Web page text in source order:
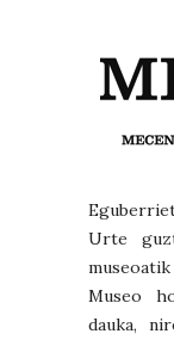
Urte
Museo
dauka,